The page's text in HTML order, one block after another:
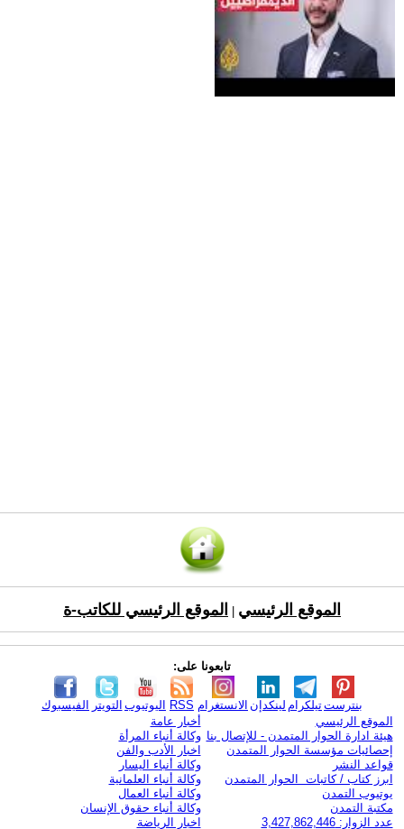
الموقع الرئيسي الموقع الرئيسي للكاتب-ة
تابعونا على:
الفيسبوك التويتر اليوتيوب RSS الانستغرام لينكدإن تيلكرامبنترست
الموقع الرئيسي
هيئة ادارة الحوار المتمدن - للإتصال بنا
إحصائيات مؤسسة الحوار المتمدن
قواعد النشر
ابرز كتاب / كاتبات الحوار المتمدن
يوتيوب التمدن
مكتبة التمدن
عدد الزوار: 3,427,862,446
أخبار عامة
وكالة أنباء المرأة
اخبار الأدب والفن
وكالة أنباء اليسار
وكالة أنباء العلمانية
وكالة أنباء العمال
وكالة أنباء حقوق الإنسان
اخبار الرياضة